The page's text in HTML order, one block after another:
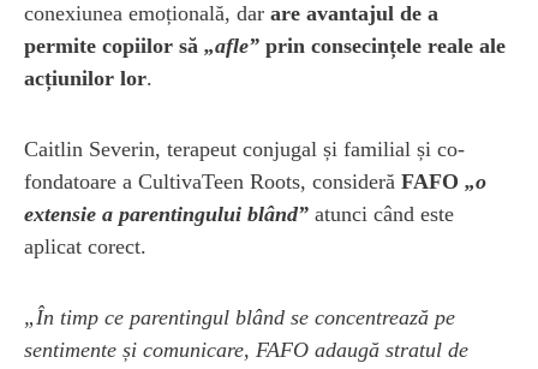
conexiunea emoțională, dar are avantajul de a
permite copiilor să „afle” prin consecințele reale ale
acțiunilor lor.
Caitlin Severin, terapeut conjugal și familial și co-
fondatoare a CultivaTeen Roots, consideră FAFO „o
extensie a parentingului blând” atunci când este
aplicat corect.
„În timp ce parentingul blând se concentrează pe
sentimente și comunicare, FAFO adaugă stratul de